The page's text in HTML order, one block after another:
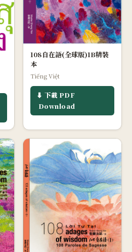
108自在語(全球版)1B精裝
本
Tiếng Việt
⬇ 下載 PDF
Download